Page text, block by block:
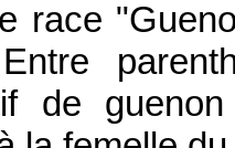
race
de